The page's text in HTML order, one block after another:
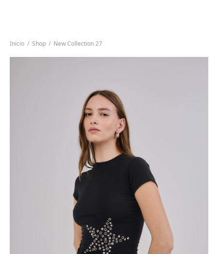
Inicio / Shop / New Collection 27